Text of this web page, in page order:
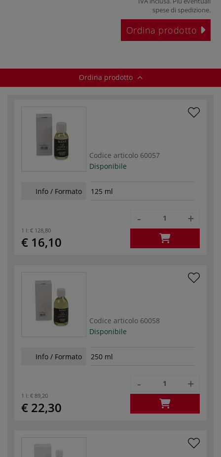
spese di spedizione.
Ordina prodotto
Ordina prodotto
Codice articolo 60057
Disponibile
Info / Formato 125 ml
1 l: € 128,80
€ 16,10
- +
Codice articolo 60058
Disponibile
Info / Formato 250 ml
1 l: € 89,20
€ 22,30
- +